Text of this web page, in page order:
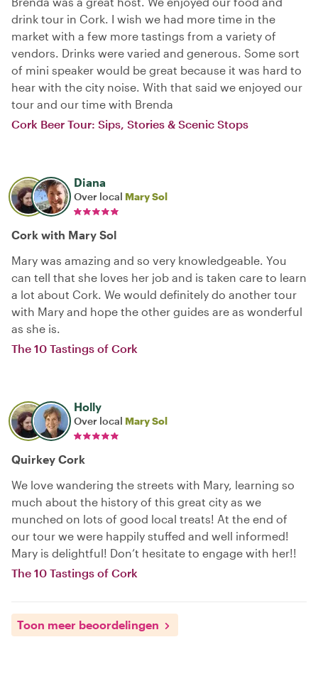
drink tour in Cork. I wish we had more time in the
market with a few more tastings from a variety of
vendors. Drinks were varied and generous. Some sort
of mini speaker would be great because it was hard to
hear with the city noise. With that said we enjoyed our
tour and our time with Brenda
Cork Beer Tour: Sips, Stories & Scenic Stops
Diana
Over local Mary Sol
Cork with Mary Sol
Mary was amazing and so very knowledgeable. You
can tell that she loves her job and is taken care to learn
a lot about Cork. We would definitely do another tour
with Mary and hope the other guides are as wonderful
as she is.
The 10 Tastings of Cork
Holly
Over local Mary Sol
Quirkey Cork
We love wandering the streets with Mary, learning so
much about the history of this great city as we
munched on lots of good local treats! At the end of
our tour we were happily stuffed and well informed!
Mary is delightful! Don’t hesitate to engage with her!!
The 10 Tastings of Cork
Toon meer beoordelingen